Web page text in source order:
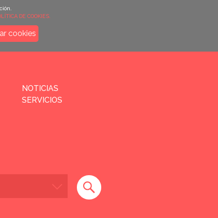
DE COOKIES.
cookies
NOTICIAS
SERVICIOS